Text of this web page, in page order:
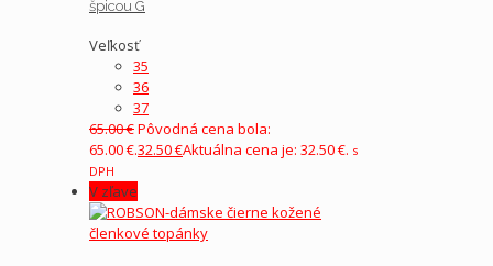
špicou G
Veľkosť
35
36
37
65.00€Pôvodná cena bola:
65.00 €.32.50€Aktuálna cena je: 32.50 €. s
DPH
V zľave